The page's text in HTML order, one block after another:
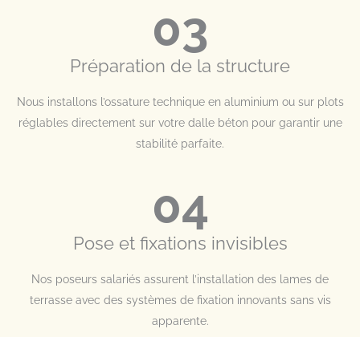
03
Préparation de la structure
Nous installons l’ossature technique en aluminium ou sur plots
réglables directement sur votre dalle béton pour garantir une
stabilité parfaite.
04
Pose et fixations invisibles
Nos poseurs salariés assurent l’installation des lames de
terrasse avec des systèmes de fixation innovants sans vis
apparente.